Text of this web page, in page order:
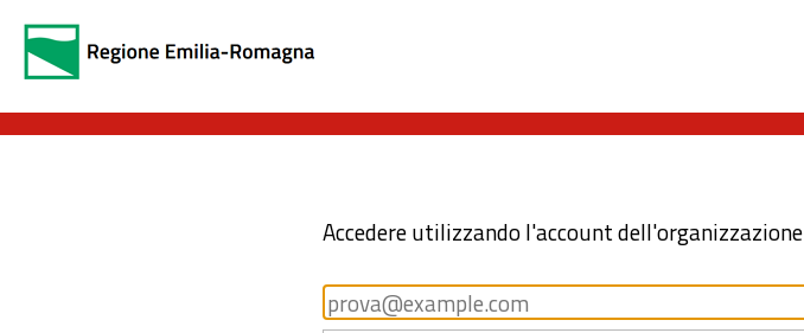
Accedere utilizzando l'account dell'organizzazione